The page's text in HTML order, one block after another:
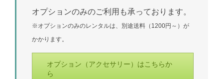
オプションのみのご利用も承っております。
※オプションのみのレンタルは、別途送料（1200円～）が
かかります。
オプション（アクセサリー）はこちらか
ら